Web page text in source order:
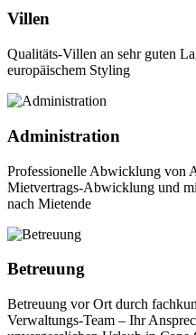
Villen
Qualitäts-Villen an sehr guten
europäischem Styling
Administration
Professionelle Abwicklung von
Mietvertrags-Abwicklung und
nach Mietende
Betreuung
Betreuung vor Ort durch
Verwaltungs-Team – Ihr